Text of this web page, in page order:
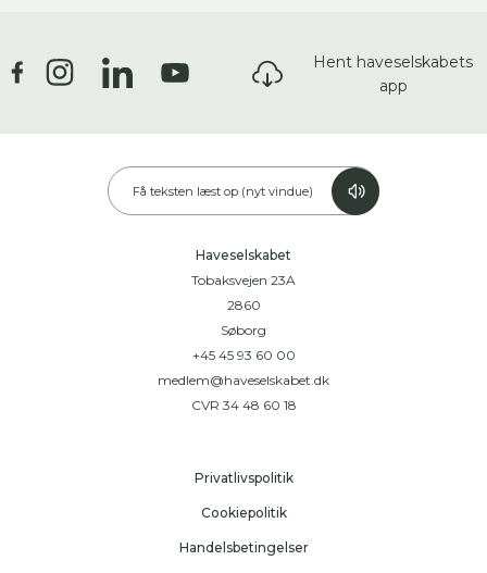
Hent haveselskabets
app
Få teksten læst op (nyt vindue)
Haveselskabet
Tobaksvejen 23A
2860
Søborg
+45 45 93 60 00
medlem@haveselskabet.dk
CVR 34 48 60 18
Privatlivspolitik
Cookiepolitik
Handelsbetingelser